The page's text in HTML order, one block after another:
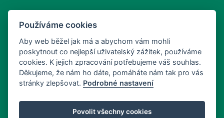
petr.sonsky@centrum.cz
Používáme cookies
Aby web běžel jak má a abychom vám mohli
poskytnout co nejlepší uživatelský zážitek, používáme
cookies. K jejich zpracování potřebujeme váš souhlas.
Děkujeme, že nám ho dáte, pomáháte nám tak pro vás
stránky zlepšovat. Podrobné nastavení
Povolit všechny cookies